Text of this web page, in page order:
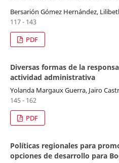
Bersarión Gómez Hernández,
117 - 143
PDF
Diversas formas de la
actividad administrativa
Yolanda Margaux Guerra, Jairo
145 - 162
PDF
Políticas regionales para
opciones de desarrollo para